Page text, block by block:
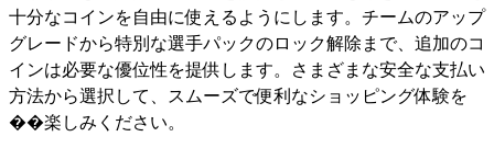
十分なコインを自由に使えるようにします。チームのアップ
グレードから特別な選手パックのロック解除まで、追加のコ
インは必要な優位性を提供します。さまざまな安全な支払い
方法から選択して、スムーズで便利なショッピング体験を
��楽しみください。